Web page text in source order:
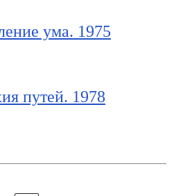
ума. 1975
путей. 1978